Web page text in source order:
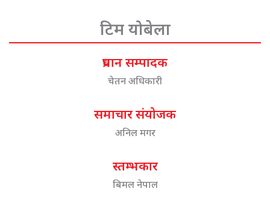
टिम योबेला
प्रधान सम्पादक
चेतन अधिकारी
समाचार संयोजक
अनिल मगर
स्तम्भकार
बिमल नेपाल